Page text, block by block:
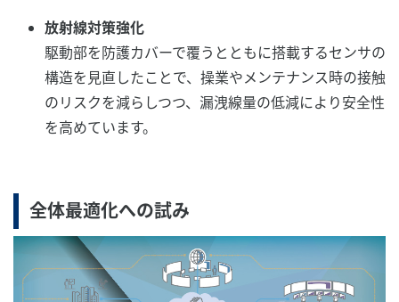
放射線対策強化
駆動部を防護カバーで覆うとともに搭載するセンサの
構造を見直したことで、操業やメンテナンス時の接触
のリスクを減らしつつ、漏洩線量の低減により安全性
を高めています。
全体最適化への試み